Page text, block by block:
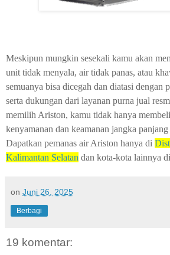
Meskipun mungkin sesekali kamu akan
unit tidak menyala, air tidak panas, atau
semuanya bisa dicegah dan diatasi dengan
serta dukungan dari layanan purna jual
memilih Ariston, kamu tidak hanya
kenyamanan dan keamanan jangka
Dapatkan pemanas air Ariston hanya di
Kalimantan Selatan dan kota-kota lainnya
on Juni 26, 2025
Berbagi
19 komentar: